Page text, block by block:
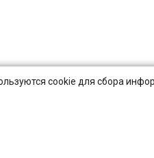
cookie для сбора